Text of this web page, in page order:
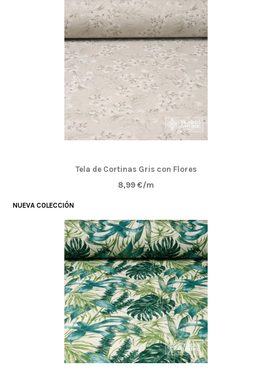
Tela de Cortinas Gris con Flores
8,99 €/m
NUEVA COLECCIÓN